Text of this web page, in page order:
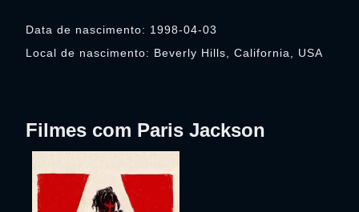
Data de nascimento: 1998-04-03
Local de nascimento: Beverly Hills, California, USA
Filmes com Paris Jackson